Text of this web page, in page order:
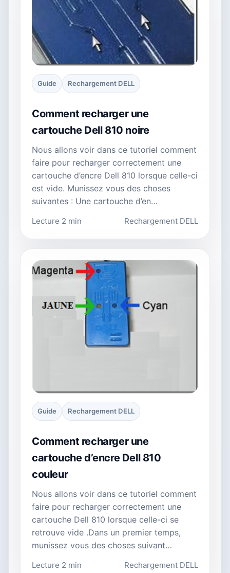
Guide Rechargement DELL
Comment recharger une
cartouche Dell 810 noire
Nous allons voir dans ce tutoriel comment
faire pour recharger correctement une
cartouche d’encre Dell 810 lorsque celle-ci
est vide. Munissez vous des choses
suivantes : Une cartouche d’en…
Lecture 2 min Rechargement DELL
Guide Rechargement DELL
Comment recharger une
cartouche d’encre Dell 810
couleur
Nous allons voir dans ce tutoriel comment
faire pour recharger correctement une
cartouche Dell 810 lorsque celle-ci se
retrouve vide .Dans un premier temps,
munissez vous des choses suivant…
Lecture 2 min Rechargement DELL